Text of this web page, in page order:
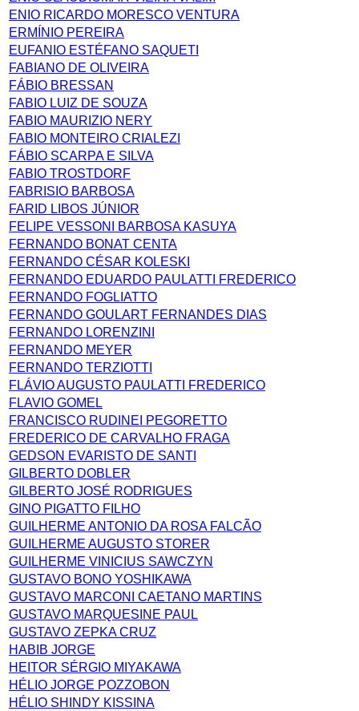
ENIO RICARDO MORESCO VENTURA
ERMÍNIO PEREIRA
EUFANIO ESTÉFANO SAQUETI
FABIANO DE OLIVEIRA
FÁBIO BRESSAN
FABIO LUIZ DE SOUZA
FABIO MAURIZIO NERY
FABIO MONTEIRO CRIALEZI
FÁBIO SCARPA E SILVA
FABIO TROSTDORF
FABRISIO BARBOSA
FARID LIBOS JÚNIOR
FELIPE VESSONI BARBOSA KASUYA
FERNANDO BONAT CENTA
FERNANDO CÉSAR KOLESKI
FERNANDO EDUARDO PAULATTI FREDERICO
FERNANDO FOGLIATTO
FERNANDO GOULART FERNANDES DIAS
FERNANDO LORENZINI
FERNANDO MEYER
FERNANDO TERZIOTTI
FLÁVIO AUGUSTO PAULATTI FREDERICO
FLAVIO GOMEL
FRANCISCO RUDINEI PEGORETTO
FREDERICO DE CARVALHO FRAGA
GEDSON EVARISTO DE SANTI
GILBERTO DOBLER
GILBERTO JOSÉ RODRIGUES
GINO PIGATTO FILHO
GUILHERME ANTONIO DA ROSA FALCÃO
GUILHERME AUGUSTO STORER
GUILHERME VINICIUS SAWCZYN
GUSTAVO BONO YOSHIKAWA
GUSTAVO MARCONI CAETANO MARTINS
GUSTAVO MARQUESINE PAUL
GUSTAVO ZEPKA CRUZ
HABIB JORGE
HEITOR SÉRGIO MIYAKAWA
HÉLIO JORGE POZZOBON
HÉLIO SHINDY KISSINA